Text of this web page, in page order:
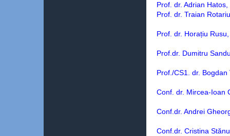
Prof. dr. Adrian
Prof. dr. Traian
Prof. dr. Horațiu
Prof.dr. Dumitru
Prof./CS1. dr.
Conf. dr. Mircea-Ioan
Conf.dr. Andrei
Conf.dr. Cristina